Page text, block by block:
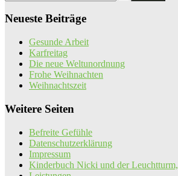
for:
Neueste Beiträge
Gesunde Arbeit
Karfreitag
Die neue Weltunordnung
Frohe Weihnachten
Weihnachtszeit
Weitere Seiten
Befreite Gefühle
Datenschutzerklärung
Impressum
Kinderbuch Nicki und der Leuchtturm,